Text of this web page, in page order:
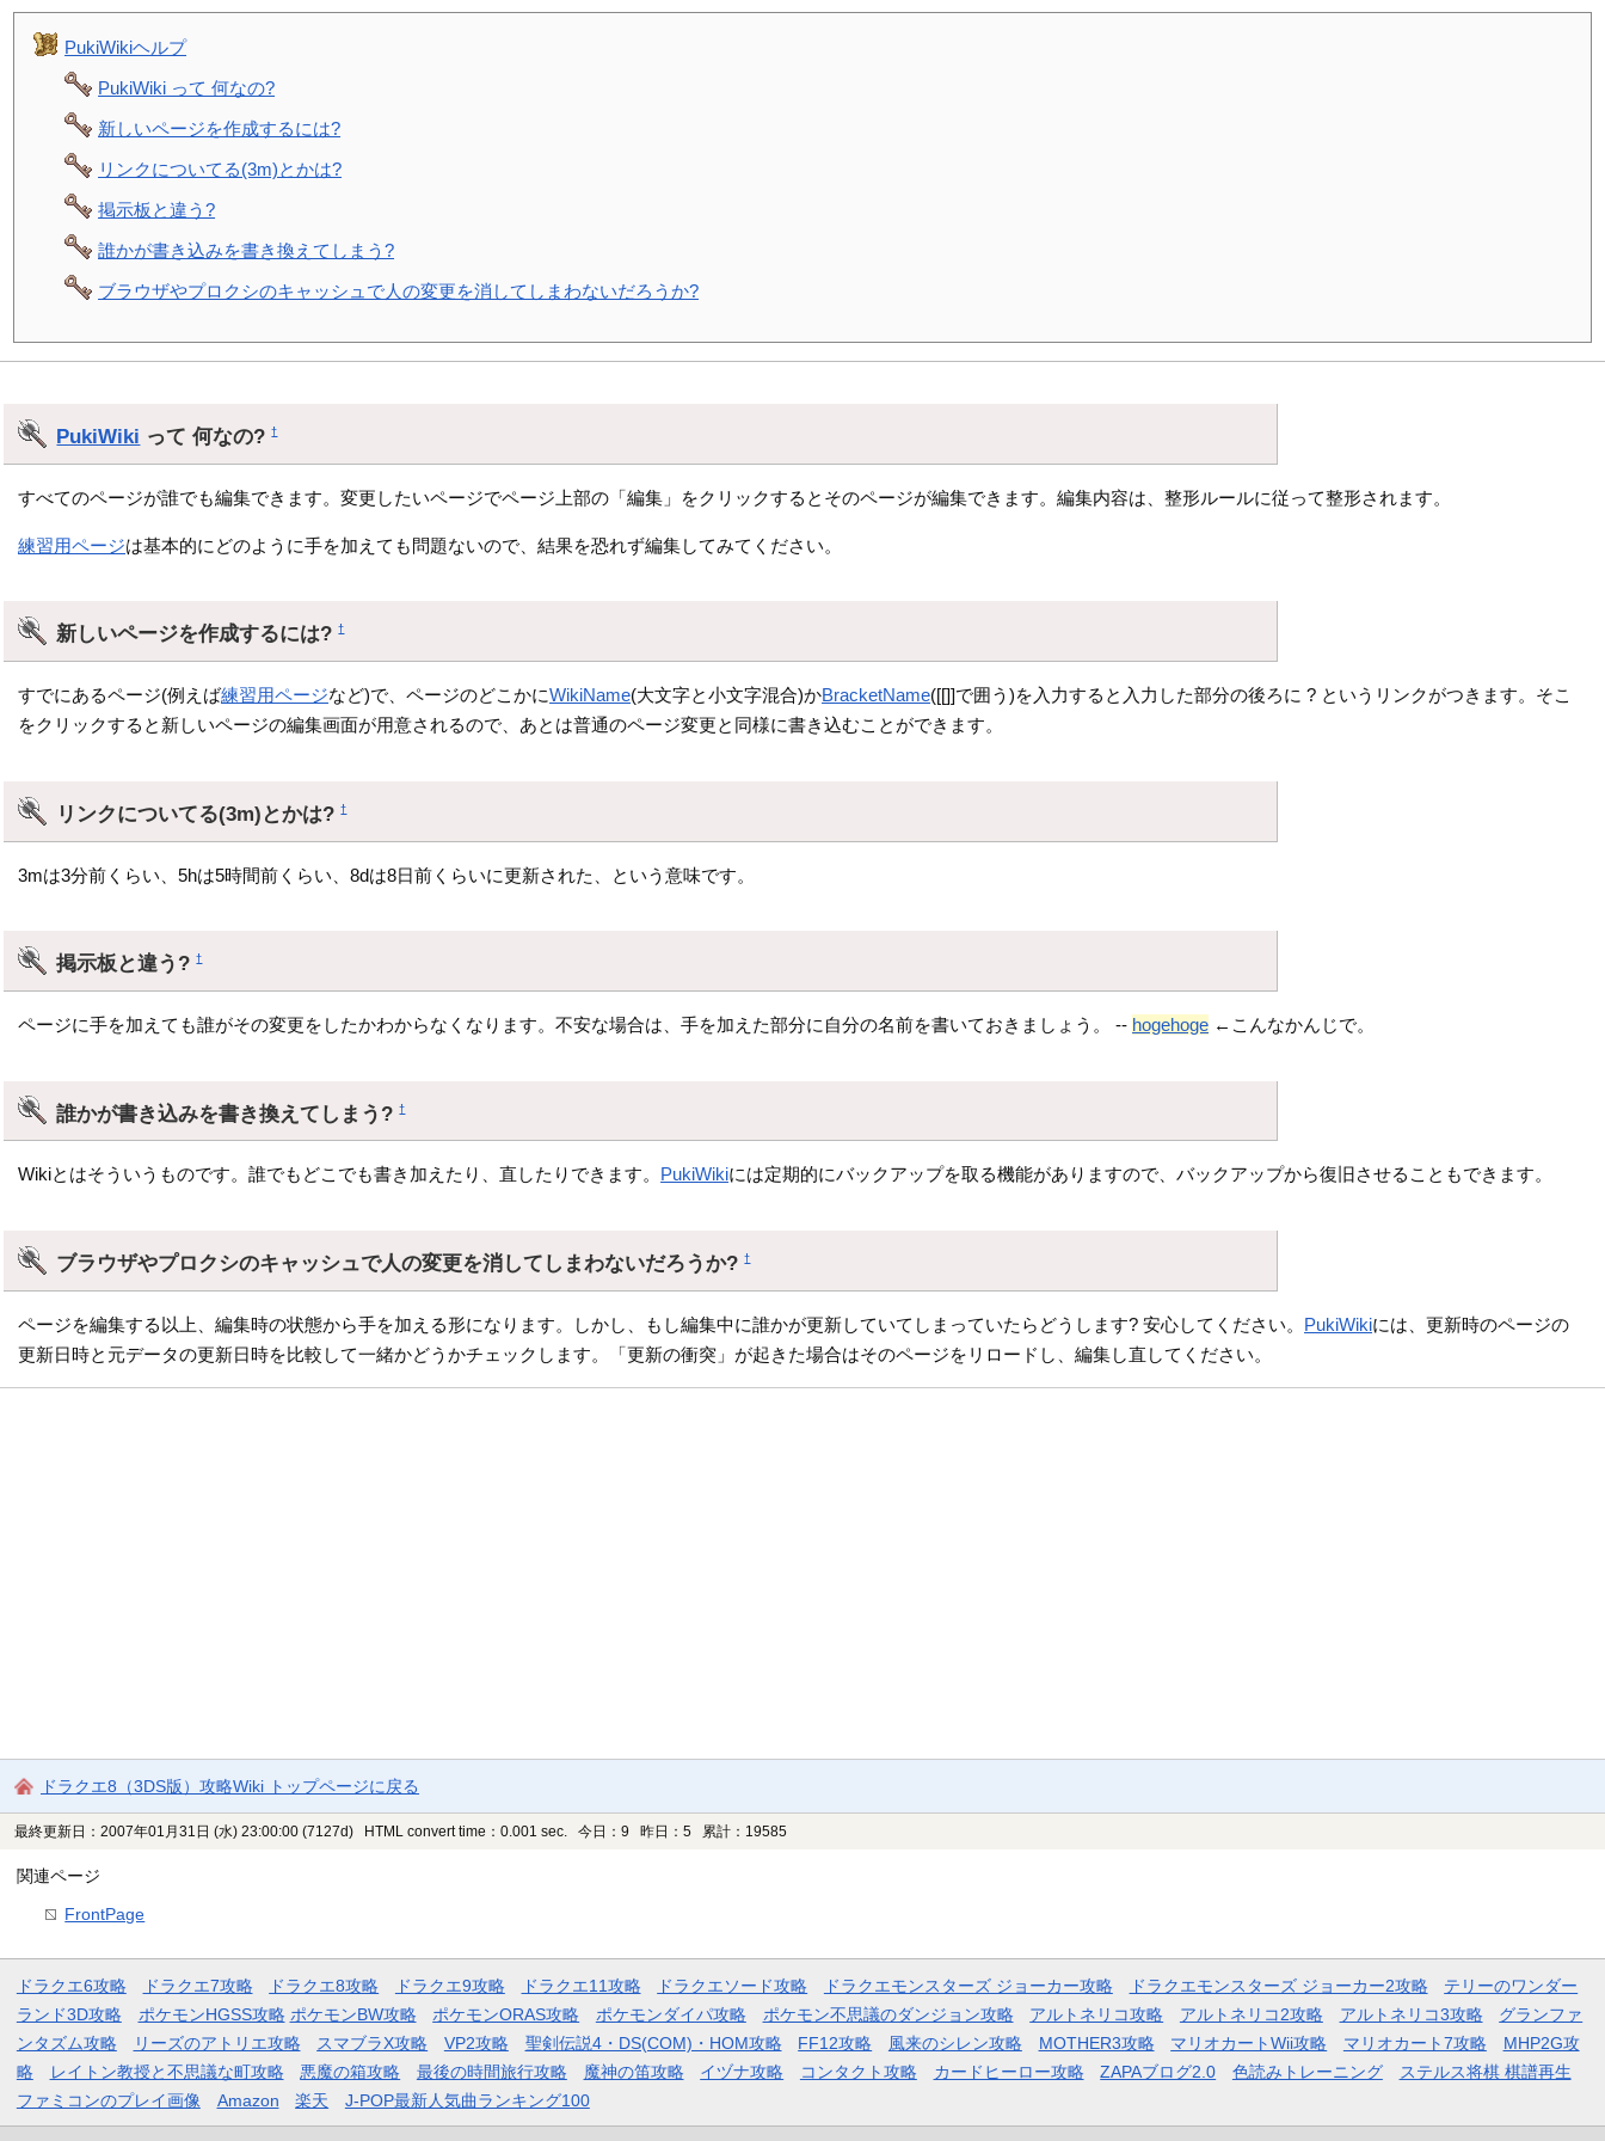
PukiWikiヘルプ
PukiWiki って 何なの?
新しいページを作成するには?
リンクについてる(3m)とかは?
掲示板と違う?
誰かが書き込みを書き換えてしまう?
ブラウザやプロクシのキャッシュで人の変更を消してしまわないだろうか?
PukiWiki って 何なの?†
すべてのページが誰でも編集できます。変更したいページでページ上部の「編集」をクリックするとそのページが編集できます。編集内容は、整形ルールに従って整形されます。
練習用ページは基本的にどのように手を加えても問題ないので、結果を恐れず編集してみてください。
新しいページを作成するには?†
すでにあるページ(例えば練習用ページなど)で、ページのどこかにWikiName(大文字と小文字混合)かBracketName([[]]で囲う)を入力すると入力した部分の後ろに ? というリンクがつきます。そこ
をクリックすると新しいページの編集画面が用意されるので、あとは普通のページ変更と同様に書き込むことができます。
リンクについてる(3m)とかは?†
3mは3分前くらい、5hは5時間前くらい、8dは8日前くらいに更新された、という意味です。
掲示板と違う?†
ページに手を加えても誰がその変更をしたかわからなくなります。不安な場合は、手を加えた部分に自分の名前を書いておきましょう。 -- hogehoge ←こんなかんじで。
誰かが書き込みを書き換えてしまう?†
Wikiとはそういうものです。誰でもどこでも書き加えたり、直したりできます。 PukiWikiには定期的にバックアップを取る機能がありますので、バックアップから復旧させることもできます。
ブラウザやプロクシのキャッシュで人の変更を消してしまわないだろうか?†
ページを編集する以上、編集時の状態から手を加える形になります。しかし、もし編集中に誰かが更新していてしまっていたらどうします? 安心してください。 PukiWikiには、更新時のページの
更新日時と元データの更新日時を比較して一緒かどうかチェックします。「更新の衝突」が起きた場合はそのページをリロードし、編集し直してください。
ドラクエ8（3DS版）攻略Wiki トップページに戻る
最終更新日：2007年01月31日 (水) 23:00:00 (7127d) HTML convert time：0.001 sec. 今日：9 昨日：5 累計：19585
関連ページ
FrontPage
ドラクエ6攻略 ドラクエ7攻略 ドラクエ8攻略 ドラクエ9攻略 ドラクエ11攻略 ドラクエソード攻略 ドラクエモンスターズ ジョーカー攻略 ドラクエモンスターズ ジョーカー2攻略
テリーのワンダー
ランド3D攻略
ポケモンHGSS攻略 ポケモンBW攻略 ポケモンORAS攻略 ポケモンダイパ攻略 ポケモン不思議のダンジョン攻略 アルトネリコ攻略 アルトネリコ2攻略 アルトネリコ3攻略
グランファ
ンタズム攻略
リーズのアトリエ攻略 スマブラX攻略 VP2攻略 聖剣伝説4・DS(COM)・HOM攻略 FF12攻略 風来のシレン攻略 MOTHER3攻略 マリオカートWii攻略 マリオカート7攻略
MHP2G攻
略
レイトン教授と不思議な町攻略 悪魔の箱攻略 最後の時間旅行攻略 魔神の笛攻略 イヅナ攻略 コンタクト攻略 カードヒーロー攻略 ZAPAブログ2.0 色読みトレーニング
ステルス将棋 棋譜再生
ファミコンのプレイ画像
Amazon 楽天 J-POP最新人気曲ランキング100